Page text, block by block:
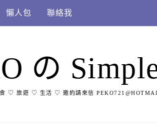
懶人包 聯絡我
の
♡ 旅遊 ♡ 生活 ♡ 邀約請來信